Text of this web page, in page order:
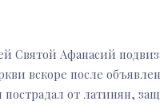
Святой Афанасий
вскоре после
от латинян,